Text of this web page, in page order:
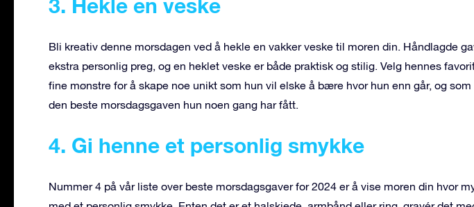
3. Hekle en veske
Bli kreativ denne morsdagen ved å hekle en vakker veske til moren din. Håndlagde
ekstra personlig preg, og en heklet veske er både praktisk og stilig. Velg hennes
fine mønstre for å skape noe unikt som hun vil elske å bære hvor hun enn går, og
den beste morsdagsgaven hun noen gang har fått.
4. Gi henne et personlig smykke
Nummer 4 på vår liste over beste morsdagsgaver for 2024 er å vise moren din hvor